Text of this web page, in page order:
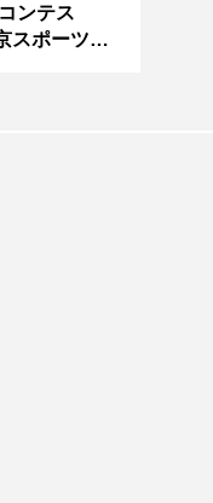
グリング新人戦、
メンバーを募集
ンテス
スポーツ文